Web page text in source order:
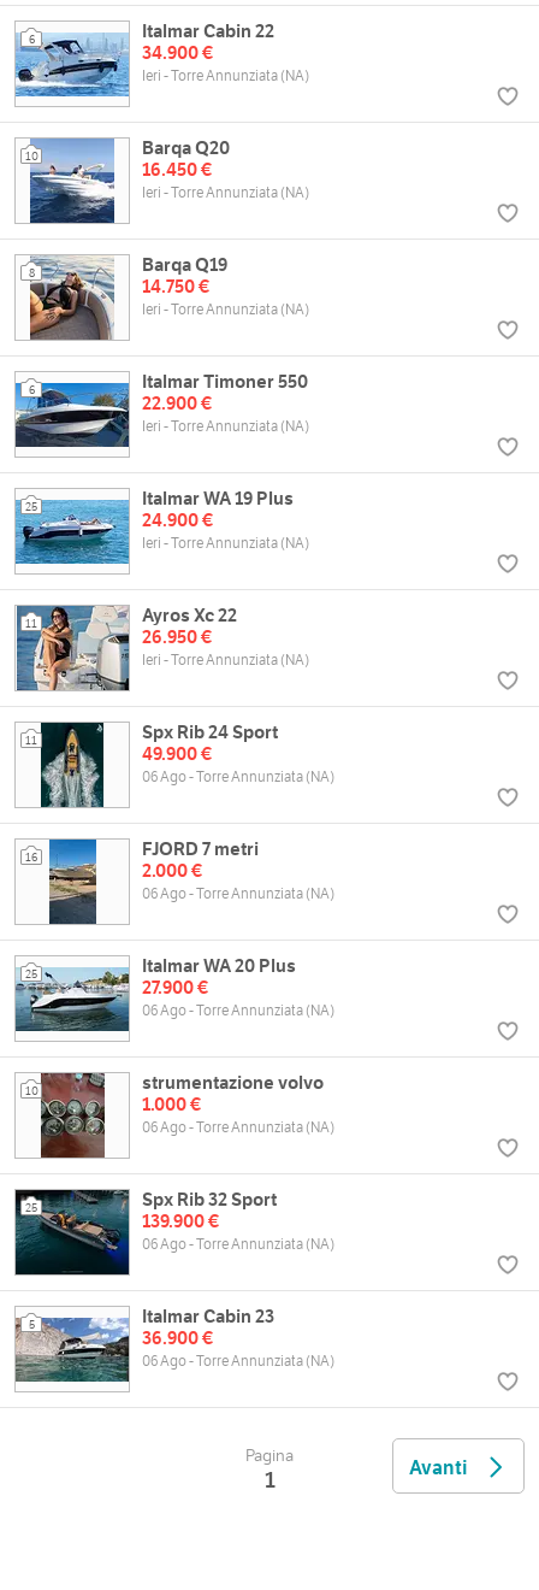
6
Italmar Cabin 22
34.900 €
Ieri - Torre Annunziata (NA)
10
Barqa Q20
16.450 €
Ieri - Torre Annunziata (NA)
8
Barqa Q19
14.750 €
Ieri - Torre Annunziata (NA)
6
Italmar Timoner 550
22.900 €
Ieri - Torre Annunziata (NA)
25
Italmar WA 19 Plus
24.900 €
Ieri - Torre Annunziata (NA)
11
Ayros Xc 22
26.950 €
Ieri - Torre Annunziata (NA)
11
Spx Rib 24 Sport
49.900 €
06 Ago - Torre Annunziata (NA)
16
FJORD 7 metri
2.000 €
06 Ago - Torre Annunziata (NA)
25
Italmar WA 20 Plus
27.900 €
06 Ago - Torre Annunziata (NA)
10
strumentazione volvo
1.000 €
06 Ago - Torre Annunziata (NA)
25
Spx Rib 32 Sport
139.900 €
06 Ago - Torre Annunziata (NA)
5
Italmar Cabin 23
36.900 €
06 Ago - Torre Annunziata (NA)
Pagina
1 Avanti